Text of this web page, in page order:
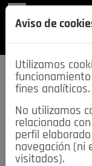
SECCIONES
Aviso de
Utilizamos
fines analíticos.
No utilizamos
relacionada
perfil
navegación (ni
visitados).